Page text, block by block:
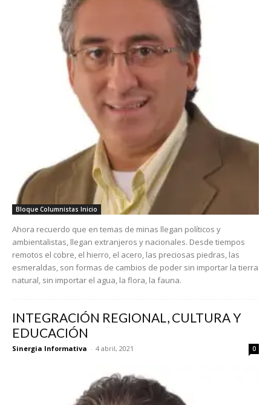
Bloque Columnistas Inicio
Ahora recuerdo que en temas de minas llegan políticos y
ambientalistas, llegan extranjeros y nacionales. Desde tiempos
remotos el cobre, el hierro, el acero, las preciosas piedras, las
esmeraldas, son formas de cambios de poder sin importar la tierra
natural, sin importar el agua, la flora, la fauna.
INTEGRACIÓN REGIONAL, CULTURA Y
EDUCACIÓN
Sinergia Informativa - 4 abril, 2021 0